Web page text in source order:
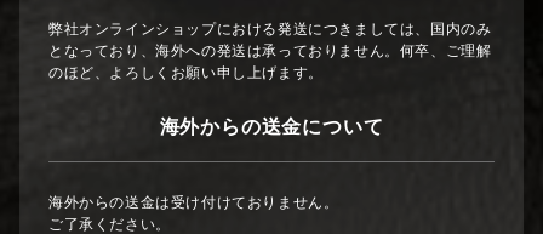
弊社オンラインショップにおける発送につきましては、国内のみ
となっており、海外への発送は承っておりません。何卒、ご理解
のほど、よろしくお願い申し上げます。
海外からの送金について
海外からの送金は受け付けておりません。
ご了承ください。